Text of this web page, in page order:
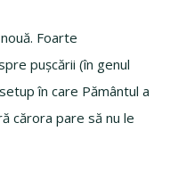
Foarte
pușcării (în genul
în care Pământul a
cărora pare să nu le